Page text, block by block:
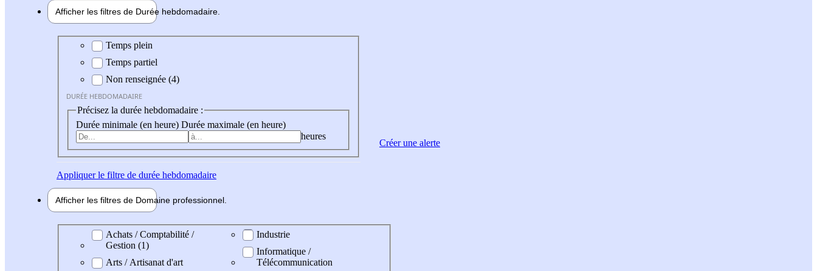
Afficher les filtres de Durée hebdomadaire
Durée hebdomadaire
Temps plein
Temps partiel
Non renseignée (4)
DURÉE HEBDOMADAIRE
Précisez la durée hebdomadaire :
Durée minimale (en heure) Durée maximale (en heure)
heures
Appliquerle filtre de durée hebdomadaire
Afficher les filtres de Domaine professionnel
Domaine professionel
Achats / Comptabilité /
Gestion (1)
Arts / Artisanat d'art
Industrie
Informatique /
Télécommunication
Créer une alerte